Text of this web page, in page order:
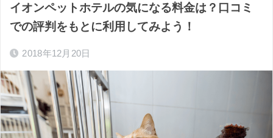
イオンペットホテルの気になる料金は？口コミ
での評判をもとに利用してみよう！
2018年12月20日